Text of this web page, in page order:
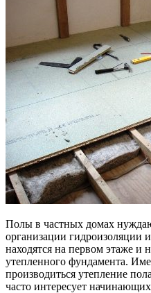
Полы в частных домах
организации гидроизоляции
находятся на первом этаже и
утепленного фундамента.
производиться утепление
часто интересует